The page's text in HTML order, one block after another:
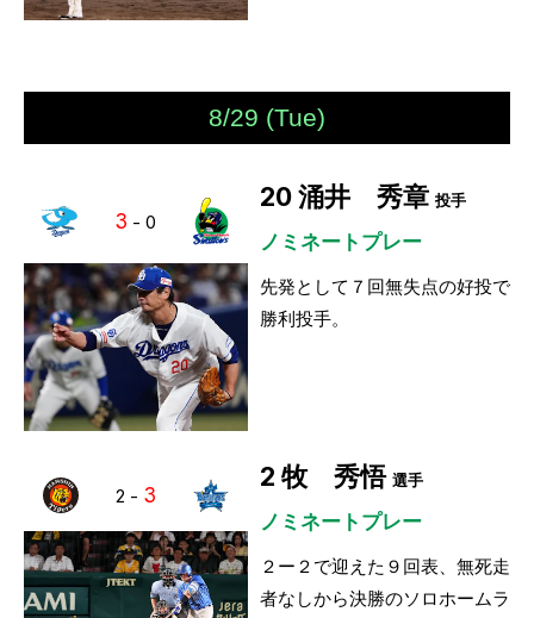
8/29 (Tue)
3 - 0
20 涌井 秀章 投手
ノミネートプレー
先発として７回無失点の好投で
勝利投手。
2 - 3
2 牧 秀悟 選手
ノミネートプレー
２ー２で迎えた９回表、無死走
者なしから決勝のソロホームラ